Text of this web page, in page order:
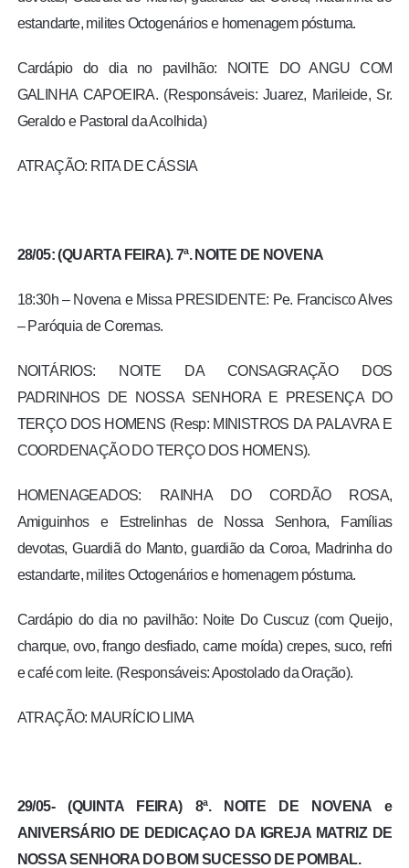
estandarte, milites Octogenários e homenagem póstuma.
Cardápio do dia no pavilhão: NOITE DO ANGU COM
GALINHA CAPOEIRA. (Responsáveis: Juarez, Marileide, Sr.
Geraldo e Pastoral da Acolhida)
ATRAÇÃO: RITA DE CÁSSIA
28/05: (QUARTA FEIRA). 7ª. NOITE DE NOVENA
18:30h – Novena e Missa PRESIDENTE: Pe. Francisco Alves
– Paróquia de Coremas.
NOITÁRIOS: NOITE DA CONSAGRAÇÃO DOS
PADRINHOS DE NOSSA SENHORA E PRESENÇA DO
TERÇO DOS HOMENS (Resp: MINISTROS DA PALAVRA E
COORDENAÇÃO DO TERÇO DOS HOMENS).
HOMENAGEADOS: RAINHA DO CORDÃO ROSA,
Amiguinhos e Estrelinhas de Nossa Senhora, Famílias
devotas, Guardiã do Manto, guardião da Coroa, Madrinha do
estandarte, milites Octogenários e homenagem póstuma.
Cardápio do dia no pavilhão: Noite Do Cuscuz (com Queijo,
charque, ovo, frango desfiado, carne moída) crepes, suco, refri
e café com leite. (Responsáveis: Apostolado da Oração).
ATRAÇÃO: MAURÍCIO LIMA
29/05- (QUINTA FEIRA) 8ª. NOITE DE NOVENA e
ANIVERSÁRIO DE DEDICAÇAO DA IGREJA MATRIZ DE
NOSSA SENHORA DO BOM SUCESSO DE POMBAL.